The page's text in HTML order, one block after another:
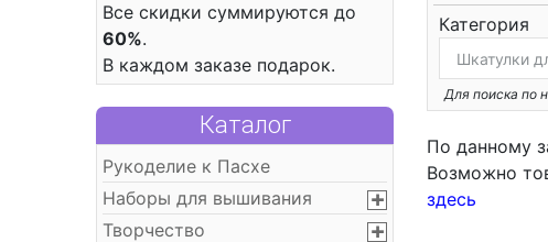
Все скидки суммируются до
60%.
В каждом заказе подарок.
Каталог
Рукоделие к Пасхе
Наборы для вышивания
Творчество
Категория
Для поиска по
По данному
Возможно
здесь